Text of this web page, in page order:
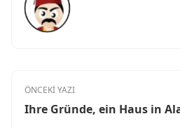
ÖNCEKİ YAZI
Ihre Gründe, ein Haus in